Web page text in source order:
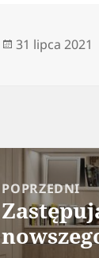
Data
31 lipca 2021
POPRZEDNI
Poprzedni
wpis: